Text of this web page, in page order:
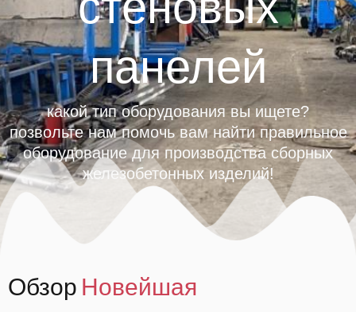
панелей
какой тип оборудования вы ищете?
позвольте нам помочь вам найти правильное
оборудование для производства сборных
железобетонных изделий!
Обзор Новейшая